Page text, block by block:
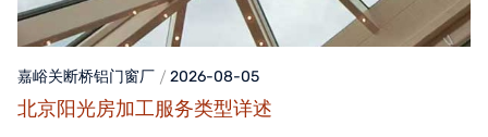
嘉峪关断桥铝门窗厂 2026-08-05
北京阳光房加工服务类型详述